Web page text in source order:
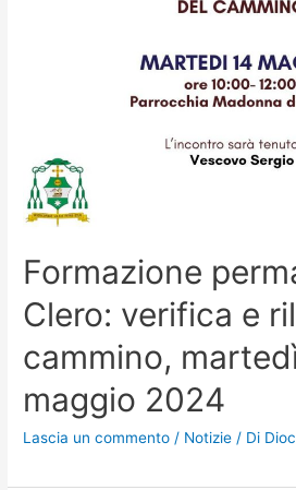
Formazione
Clero: verifica e
cammino,
maggio 2024
Lascia un commento / Notizie / Di